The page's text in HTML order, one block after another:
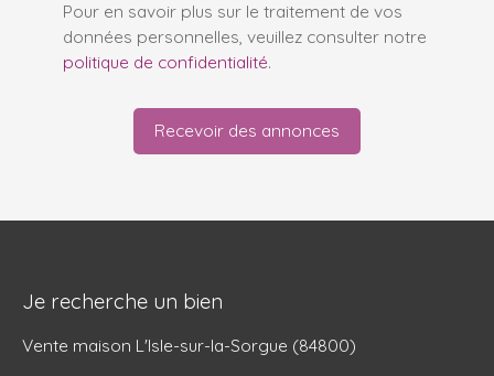
Pour en savoir plus sur le traitement de vos
données personnelles, veuillez consulter notre
politique de confidentialité.
Recevoir des annonces
Je recherche un bien
Vente maison L'Isle-sur-la-Sorgue (84800)